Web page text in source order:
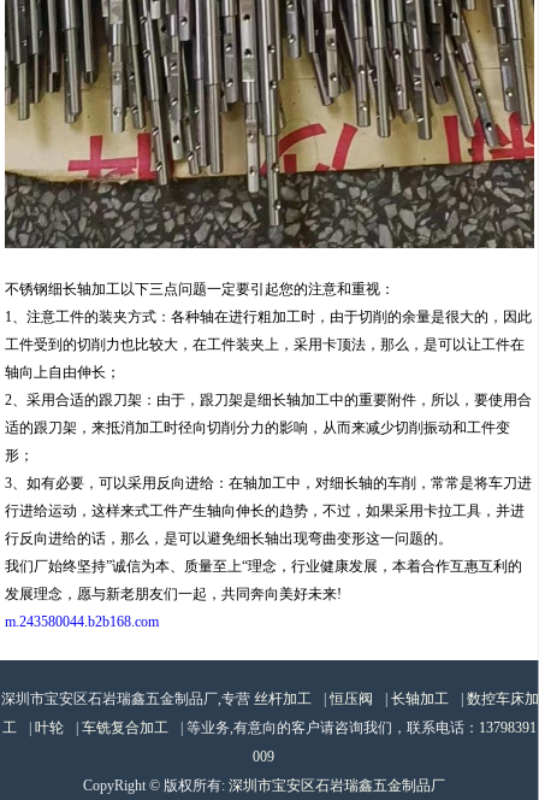
不锈钢细长轴加工以下三点问题一定要引起您的注意和重视：
1、注意工件的装夹方式：各种轴在进行粗加工时，由于切削的余量是很大的，因此
工件受到的切削力也比较大，在工件装夹上，采用卡顶法，那么，是可以让工件在
轴向上自由伸长；
2、采用合适的跟刀架：由于，跟刀架是细长轴加工中的重要附件，所以，要使用合
适的跟刀架，来抵消加工时径向切削分力的影响，从而来减少切削振动和工件变
形；
3、如有必要，可以采用反向进给：在轴加工中，对细长轴的车削，常常是将车刀进
行进给运动，这样来式工件产生轴向伸长的趋势，不过，如果采用卡拉工具，并进
行反向进给的话，那么，是可以避免细长轴出现弯曲变形这一问题的。
我们厂始终坚持”诚信为本、质量至上“理念，行业健康发展，本着合作互惠互利的
发展理念，愿与新老朋友们一起，共同奔向美好未来!
m.243580044.b2b168.com
深圳市宝安区石岩瑞鑫五金制品厂,专营 丝杆加工 |恒压阀 | 长轴加工 | 数控车床加
工
| 叶轮 | 车铣复合加工 | 等业务,有意向的客户请咨询我们，联系电话： 13798391
009
CopyRight © 版权所有: 深圳市宝安区石岩瑞鑫五金制品厂